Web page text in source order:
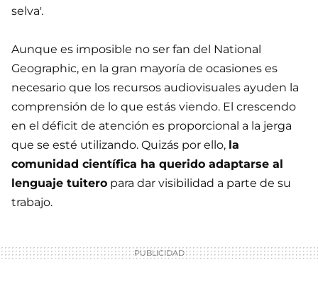
selva'.
Aunque es imposible no ser fan del National
Geographic, en la gran mayoría de ocasiones es
necesario que los recursos audiovisuales ayuden la
comprensión de lo que estás viendo. El crescendo
en el déficit de atención es proporcional a la jerga
que se esté utilizando. Quizás por ello, la
comunidad científica ha querido adaptarse al
lenguaje tuitero para dar visibilidad a parte de su
trabajo.